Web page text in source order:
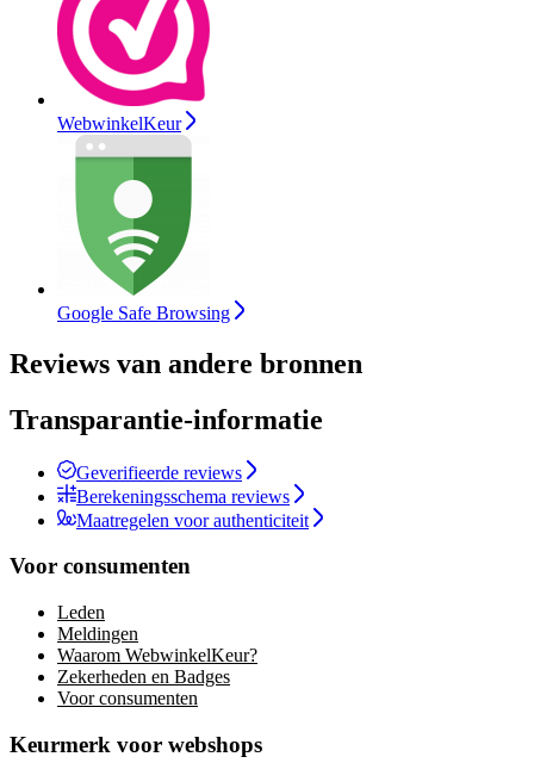
WebwinkelKeur
Google Safe Browsing
Reviews van andere bronnen
Transparantie-informatie
Geverifieerde reviews
Berekeningsschema reviews
Maatregelen voor authenticiteit
Voor consumenten
Leden
Meldingen
Waarom WebwinkelKeur?
Zekerheden en Badges
Voor consumenten
Keurmerk voor webshops